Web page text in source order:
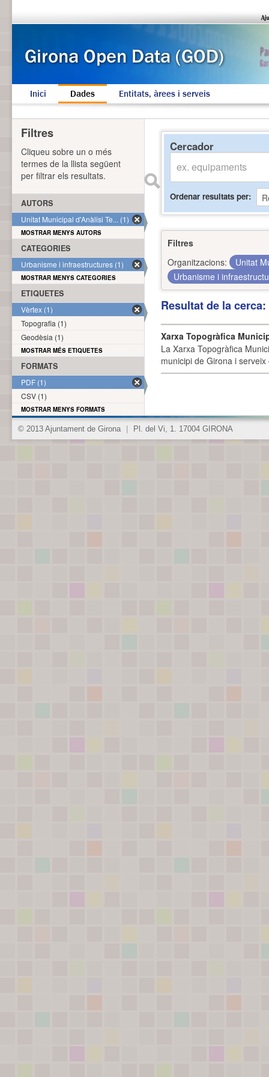
Inici Dades Entitats, àrees i serveis
Cercador
Ordenar resultats per
Filtres
Organitzacions:
Unitat
Urbanisme i
Resultat de la
Xarxa Topogràfica
La Xarxa Topogràfica
municipi de Girona i
Filtres
Cliqueu sobre un o més
termes de la llista següent
per filtrar els resultats.
AUTORS
Unitat Municipal d'Anàlisi Te... (1)
MOSTRAR MENYS AUTORS
CATEGORIES
Urbanisme i infraestructures (1)
MOSTRAR MENYS CATEGORIES
ETIQUETES
Vèrtex (1)
Topografia (1)
Geodèsia (1)
MOSTRAR MÉS ETIQUETES
FORMATS
PDF (1)
CSV (1)
MOSTRAR MENYS FORMATS
© 2013 Ajuntament de Girona Pl. del Vi, 1. 17004 GIRONA